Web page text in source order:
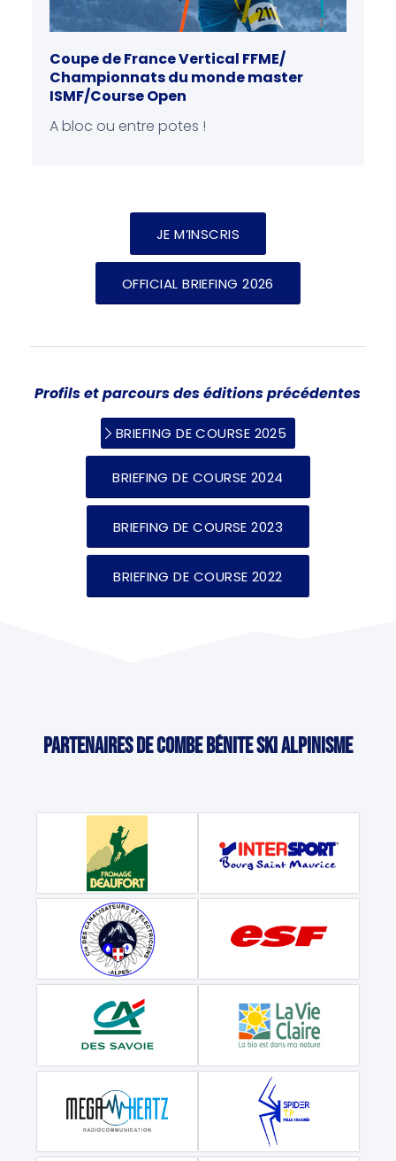
Coupe de France Vertical FFME/
Championnats du monde master
ISMF/Course Open
A bloc ou entre potes !
JE M’INSCRIS
OFFICIAL BRIEFING 2026
Profils et parcours des éditions précédentes
BRIEFING DE COURSE 2025
BRIEFING DE COURSE 2024
BRIEFING DE COURSE 2023
BRIEFING DE COURSE 2022
Partenaires de Combe Bénite Ski Alpinisme